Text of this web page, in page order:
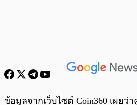
พร้อมเล่น
ข้อมูลจากเว็บไซต์ Coin360 เผยว่